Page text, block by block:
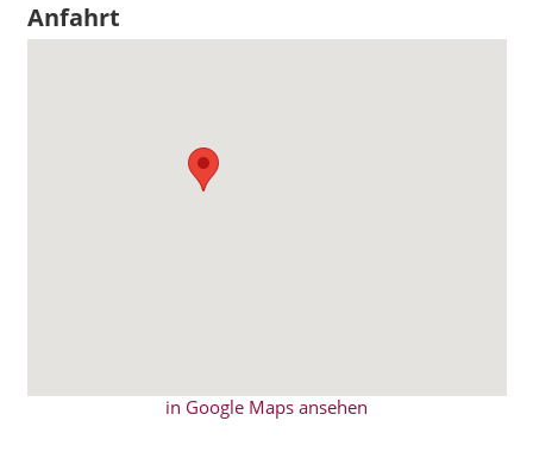
Anfahrt
in Google Maps ansehen